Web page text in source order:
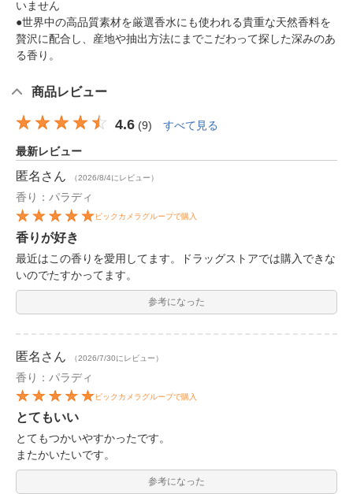
いません
●世界中の高品質素材を厳選香水にも使われる貴重な天然香料を
贅沢に配合し、産地や抽出方法にまでこだわって探した深みのあ
る香り。
商品レビュー
4.6 (9) すべて見る
最新レビュー
匿名 さん （2026/8/4にレビュー）
香り：パラディ
ビックカメラグループで購入
香りが好き
最近はこの香りを愛用してます。ドラッグストアでは購入できな
いのでたすかってます。
参考になった
匿名 さん （2026/7/30にレビュー）
香り：パラディ
ビックカメラグループで購入
とてもいい
とてもつかいやすかったです。
またかいたいです。
参考になった